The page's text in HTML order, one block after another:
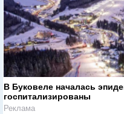
В Буковеле началась
госпитализированы
Реклама